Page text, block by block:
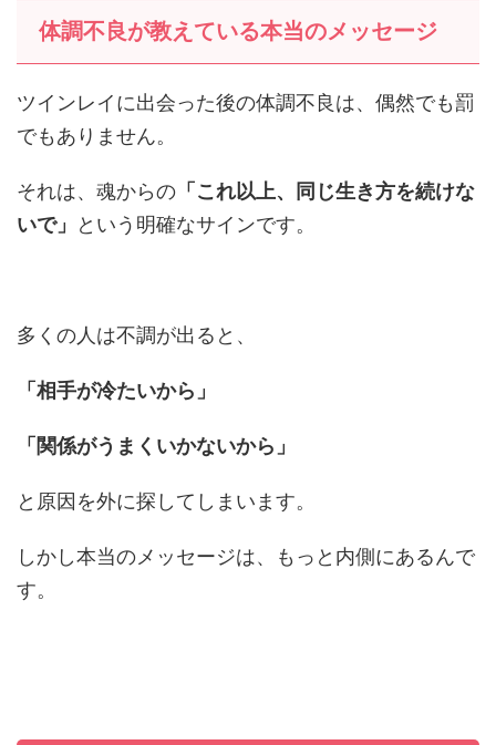
体調不良が教えている本当のメッセージ
ツインレイに出会った後の体調不良は、偶然でも罰
でもありません。
それは、魂からの 「これ以上、同じ生き方を続けな
いで」
という明確なサインです。
多くの人は不調が出ると、
「相手が冷たいから」
「関係がうまくいかないから」
と原因を外に探してしまいます。
しかし本当のメッセージは、もっと内側にあるんで
す。